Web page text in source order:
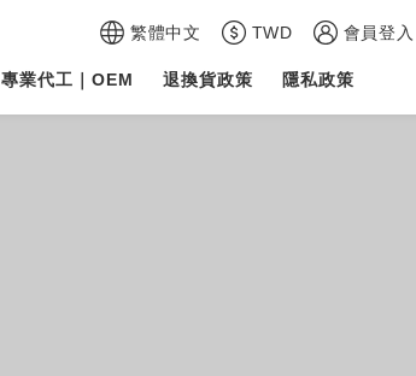
繁體中文 TWD 會員登入
專業代工｜OEM 退換貨政策 隱私政策